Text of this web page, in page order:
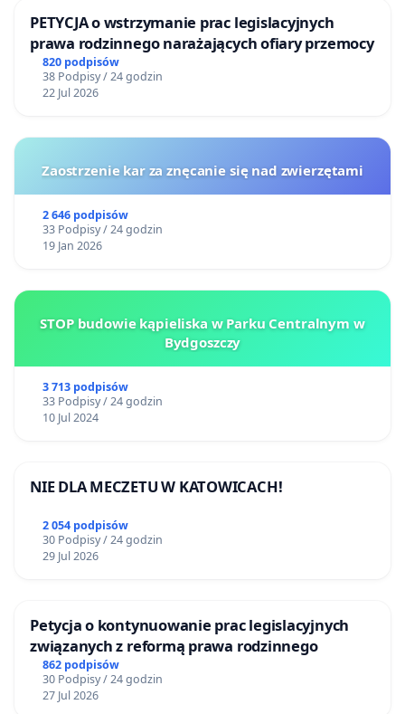
PETYCJA o wstrzymanie prac legislacyjnych
prawa rodzinnego narażających ofiary przemocy
820 podpisów
38 Podpisy / 24 godzin
22 Jul 2026
Zaostrzenie kar za znęcanie się nad zwierzętami
2 646 podpisów
33 Podpisy / 24 godzin
19 Jan 2026
STOP budowie kąpieliska w Parku Centralnym w
Bydgoszczy
3 713 podpisów
33 Podpisy / 24 godzin
10 Jul 2024
NIE DLA MECZETU W KATOWICACH!
2 054 podpisów
30 Podpisy / 24 godzin
29 Jul 2026
Petycja o kontynuowanie prac legislacyjnych
związanych z reformą prawa rodzinnego
862 podpisów
30 Podpisy / 24 godzin
27 Jul 2026